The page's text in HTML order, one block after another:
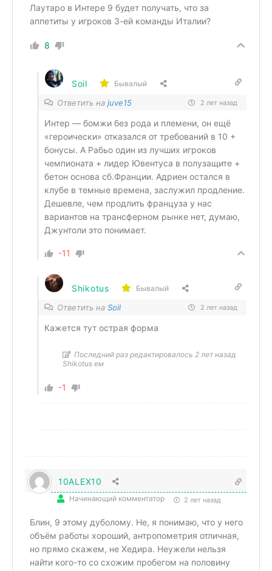
Лаутаро в Интере 9 будет получать, что за
аппетиты у игроков 3-ей команды Италии?
8
Soil Бывалый
Ответить на juve15 2 лет назад
Интер — бомжи без рода и племени, он ещё
«героически» отказался от требований в 10 +
бонусы. А Рабьо один из лучших игроков
чемпионата + лидер Ювентуса в полузащите +
бетон основа сб.Франции. Адриен остался в
клубе в темные времена, заслужил продление.
Дешевле, чем продлить француза у нас
вариантов на трансферном рынке нет, думаю,
Джунтоли это понимает.
-11
Shikotus Бывалый
Ответить на Soil 2 лет назад
Кажется тут острая форма
Последний раз редактировалось 2 лет назад
Shikotus ем
-1
10ALEX10
Начинающий комментатор 2 лет назад
Блин, 9 этому дуболому. Не, я понимаю, что у него
объём работы хороший, антропометрия отличная,
но прямо скажем, не Хедира. Неужели нельзя
найти кого-то со схожим пробегом на половину